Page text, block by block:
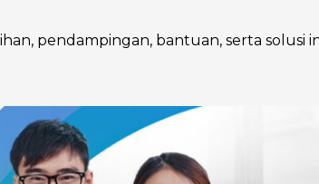
pendampingan, bantuan, serta solusi